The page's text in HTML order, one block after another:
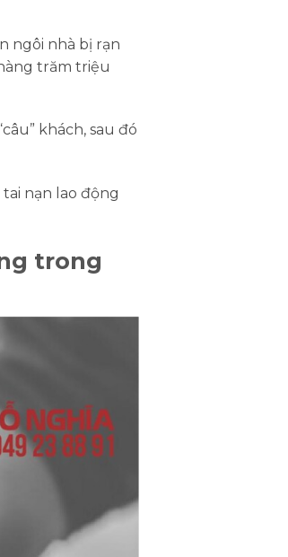
ngôi nhà bị rạn
trăm triệu
khách, sau đó
nạn lao động
trong